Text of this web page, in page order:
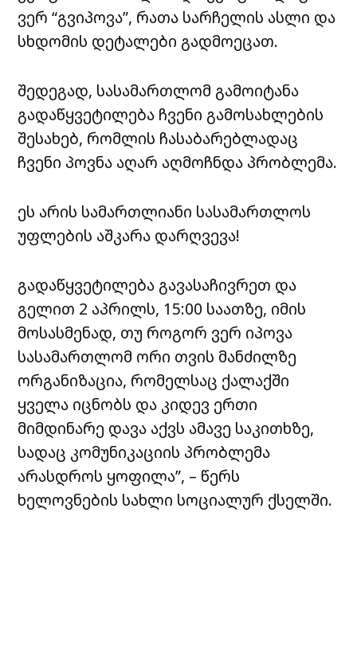
ვერ “გვიპოვა”, რათა სარჩელის ასლი და
სხდომის დეტალები გადმოეცათ.
შედეგად, სასამართლომ გამოიტანა
გადაწყვეტილება ჩვენი გამოსახლების
შესახებ, რომლის ჩასაბარებლადაც
ჩვენი პოვნა აღარ აღმოჩნდა პრობლემა.
ეს არის სამართლიანი სასამართლოს
უფლების აშკარა დარღვევა!
გადაწყვეტილება გავასაჩივრეთ და
გელით 2 აპრილს, 15:00 საათზე, იმის
მოსასმენად, თუ როგორ ვერ იპოვა
სასამართლომ ორი თვის მანძილზე
ორგანიზაცია, რომელსაც ქალაქში
ყველა იცნობს და კიდევ ერთი
მიმდინარე დავა აქვს ამავე საკითხზე,
სადაც კომუნიკაციის პრობლემა
არასდროს ყოფილა”, – წერს
ხელოვნების სახლი სოციალურ ქსელში.